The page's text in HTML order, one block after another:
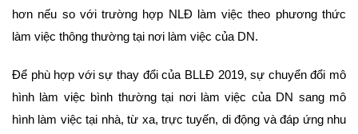
hơn nếu so với trường hợp NLĐ làm việc theo phương thức
làm việc thông thường tại nơi làm việc của DN.
Để phù hợp với sự thay đổi của BLLĐ 2019, sự chuyển đổi mô
hình làm việc bình thường tại nơi làm việc của DN sang mô
hình làm việc tại nhà, từ xa, trực tuyến, di động và đáp ứng nhu